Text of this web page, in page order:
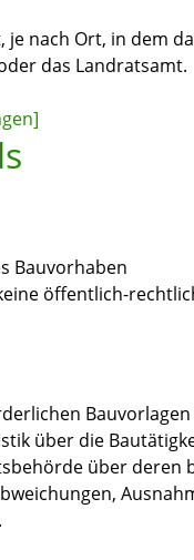
nach Ort, in dem
das Landratsamt.
Bauvorhaben
öffentlich-
über die
über deren